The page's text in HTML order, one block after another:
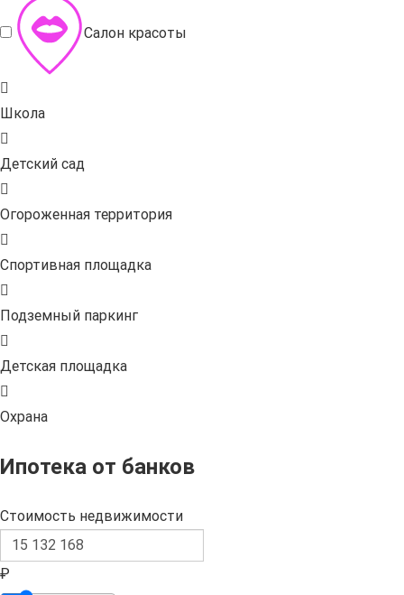
Салон красоты
Школа
Детский сад
Огороженная территория
Спортивная площадка
Подземный паркинг
Детская площадка
Охрана
Ипотека от банков
Стоимость недвижимости
₽